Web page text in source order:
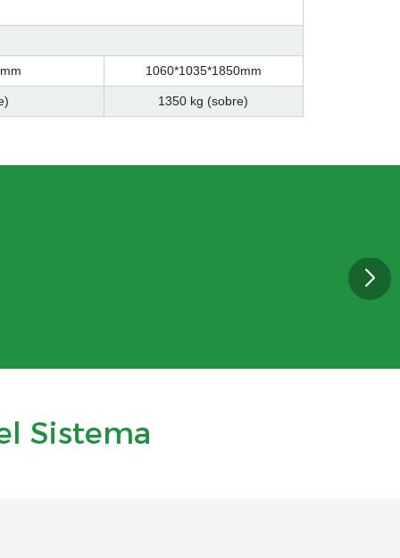
1060*1035*1850mm
1350 kg (sobre)
Sistema